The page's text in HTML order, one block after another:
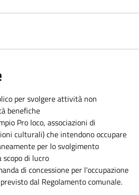
Pro loco, associazioni di
culturali) che intendono occupare
per lo svolgimento
di lucro
di concessione per l'occupazione
dal Regolamento comunale.